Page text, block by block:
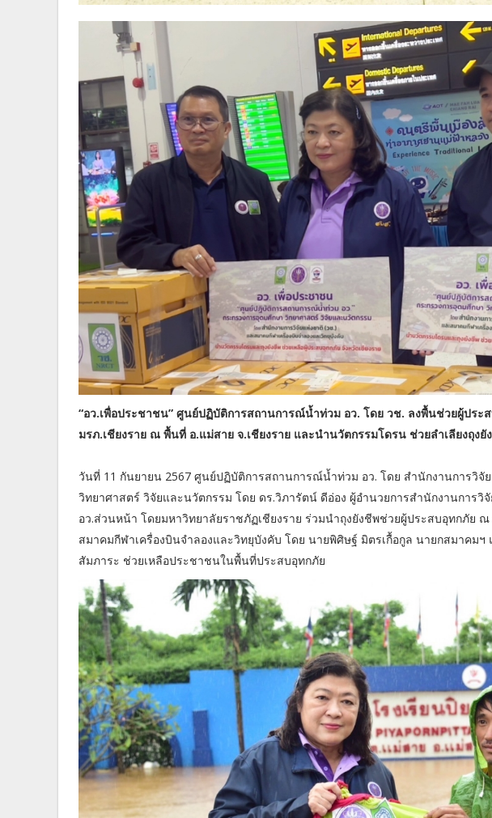
“อว.เพื่อประชาชน” ศูนย์ปฏิบัติการสถานการณ์น้ำท่วม อว. โดย วช. ลงพื้นช่วยผู้ประ
มรภ.เชียงราย ณ พื้นที่ อ.แม่สาย จ.เชียงราย และนำนวัตกรรมโดรน ช่วยลำเลียงถุงยั
วันที่ 11 กันยายน 2567 ศูนย์ปฏิบัติการสถานการณ์น้ำท่วม อว. โดย สำนักงานการวิจั
วิทยาศาสตร์ วิจัยและนวัตกรรม โดย ดร.วิภารัตน์ ดีอ่อง ผู้อำนวยการสำนักงานการ
อว.ส่วนหน้า โดยมหาวิทยาลัยราชภัฏเชียงราย ร่วมนำถุงยังชีพช่วยผู้ประสบอุทกภัย
สมาคมกีฬาเครื่องบินจำลองและวิทยุบังคับ โดย นายพิศิษฐ์ มิตรเกื้อกูล นายกสมาคม
สัมภาระ ช่วยเหลือประชาชนในพื้นที่ประสบอุทกภัย